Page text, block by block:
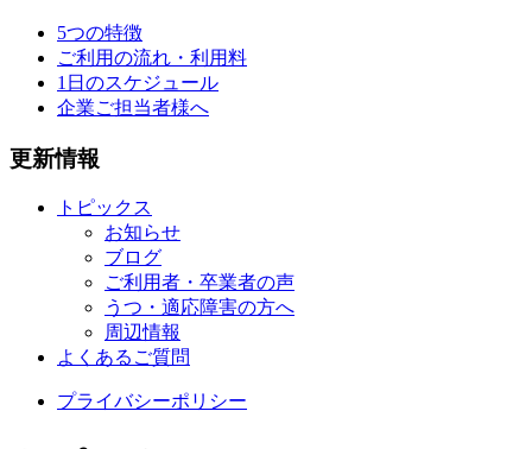
5つの特徴
ご利用の流れ・利用料
1日のスケジュール
企業ご担当者様へ
更新情報
トピックス
お知らせ
ブログ
ご利用者・卒業者の声
うつ・適応障害の方へ
周辺情報
よくあるご質問
プライバシーポリシー